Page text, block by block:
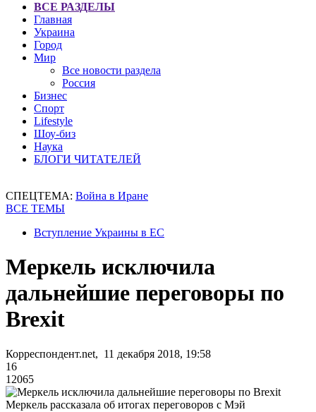
ВСЕ РАЗДЕЛЫ
Главная
Украина
Город
Мир
Все новости раздела
Россия
Бизнес
Спорт
Lifestyle
Шоу-биз
Наука
БЛОГИ ЧИТАТЕЛЕЙ
СПЕЦТЕМА: Война в Иране
ВСЕ ТЕМЫ
Вступление Украины в ЕС
Меркель исключила
дальнейшие переговоры по
Brexit
Корреспондент.net, 11 декабря 2018, 19:58
16
12065
Меркель рассказала об итогах переговоров с Мэй